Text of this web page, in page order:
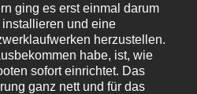
ging es erst einmal darum
und eine
herzustellen.
habe, ist, wie
sofort einrichtet. Das
ganz nett und für das